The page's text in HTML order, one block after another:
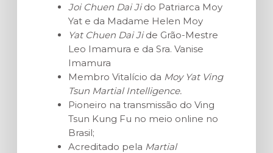
Joi Chuen Dai Jido Patriarca Moy
Yat e da Madame Helen Moy
Yat Chuen Dai Jide Grão-Mestre
Leo Imamura e da Sra. Vanise
Imamura
Membro Vitalício da Moy Yat Ving
Tsun Martial Intelligence.
Pioneiro na transmissão do Ving
Tsun Kung Fu no meio online no
Brasil;
Acreditado pela Martial